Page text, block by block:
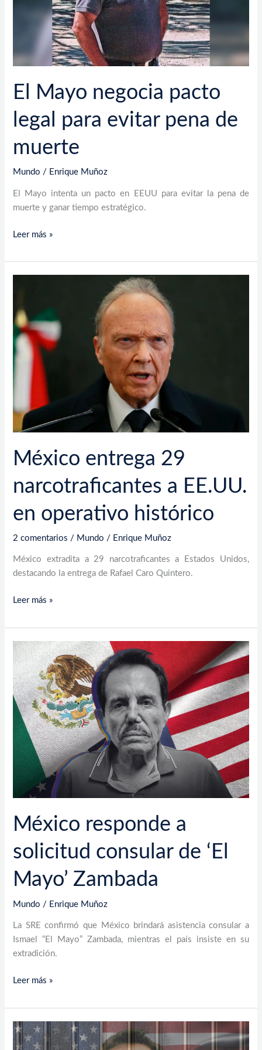
El Mayo negocia pacto
legal para evitar pena de
muerte
Mundo / Enrique Muñoz
El Mayo intenta un pacto en EEUU para evitar la pena de
muerte y ganar tiempo estratégico.
Leer más »
México entrega 29
narcotraficantes a EE.UU.
en operativo histórico
2 comentarios / Mundo / Enrique Muñoz
México extradita a 29 narcotraficantes a Estados Unidos,
destacando la entrega de Rafael Caro Quintero.
29
narcotraficantes
a
EE.UU.
en
operativo
histórico
Leer más »
México responde a
solicitud consular de ‘El
Mayo’ Zambada
Mundo / Enrique Muñoz
La SRE confirmó que México brindará asistencia consular a
Ismael “El Mayo” Zambada, mientras el país insiste en su
extradición.
México
responde
a
solicitud
consular
de
Mayo’
Zambada
Leer más »
EEUU
endurece